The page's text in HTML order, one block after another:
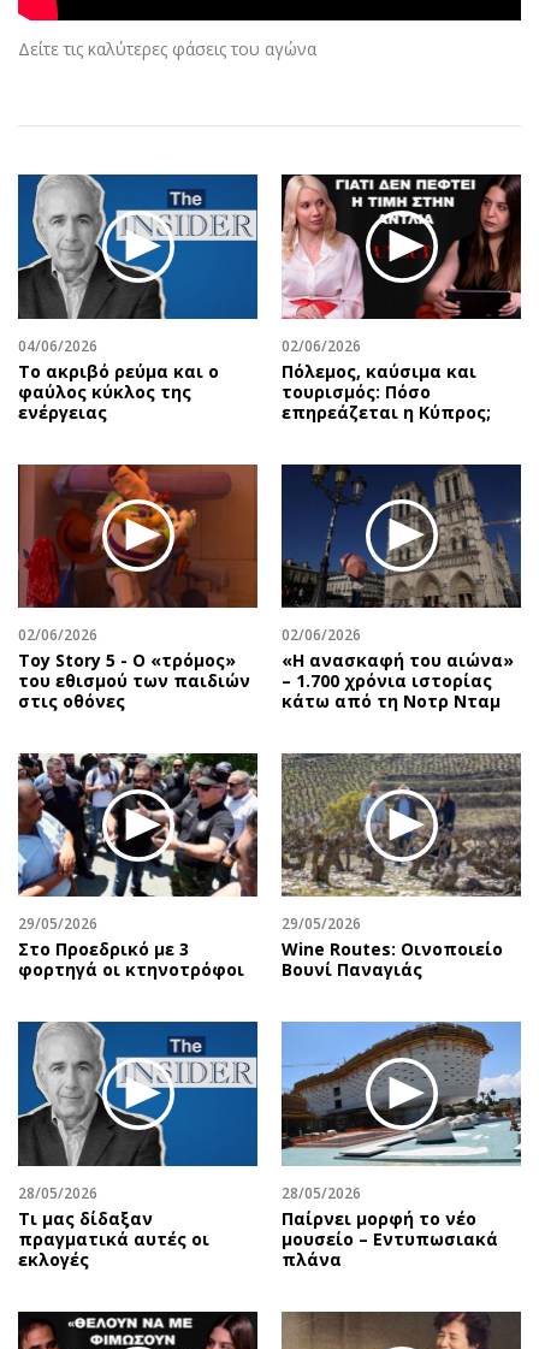
Αθλητισμός
Κύπρος
Διεθνή
Οικονομική
Οικονομία
Real Estate
Επιχειρήσεις
Αγορές
Money Review
AstroBank Properties
Ενέργεια
Ναυτιλία
Περιβάλλον
Ελλάδα
Κόσμος
Παράξενα
Πολιτισμός
Θέατρο-Χορός
Μουσική
Εικαστικά
Βιβλίο
Χειρόγραφα
Geek
Νέα
Social
Αφιερώματα
Πολιτική
Οικονομία
Γενικά
Αναδρομές
Πρόσωπα
Περιβάλλον
Γυναίκα
Showbiz
Ταξίδια
Συνταγές
Έξοδος
Media
Εκπομπές
Podcasts
Uncut
Προσφορές
Προσωπικότητες στην ''Κ''
Επιστολές
Δείτε τις καλύτερες φάσεις του αγώνα
04/06/2026
Το ακριβό ρεύμα και ο
φαύλος κύκλος της
ενέργειας
02/06/2026
Πόλεμος, καύσιμα και
τουρισμός: Πόσο
επηρεάζεται η Κύπρος;
02/06/2026
Toy Story 5 - O «τρόμος»
του εθισμού των παιδιών
στις οθόνες
02/06/2026
«Η ανασκαφή του αιώνα»
– 1.700 χρόνια ιστορίας
κάτω από τη Νοτρ Νταμ
29/05/2026
Στο Προεδρικό με 3
φορτηγά οι κτηνοτρόφοι
29/05/2026
Wine Routes: Οινοποιείο
Βουνί Παναγιάς
28/05/2026
Τι μας δίδαξαν
πραγματικά αυτές οι
εκλογές
28/05/2026
Παίρνει μορφή το νέο
μουσείο – Εντυπωσιακά
πλάνα